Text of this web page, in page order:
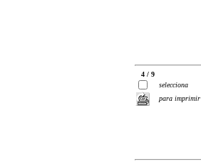
4 / 9
selecciona
para imprimir